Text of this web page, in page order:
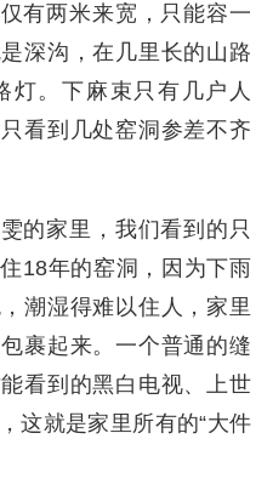
有两米来宽，只能容一
深沟，在几里长的山路
灯。下麻束只有几户人
看到几处窑洞参差不齐
的家里，我们看到的只
18年的窑洞，因为下雨
潮湿得难以住人，家里
裹起来。一个普通的缝
看到的黑白电视、上世
这就是家里所有的“大件